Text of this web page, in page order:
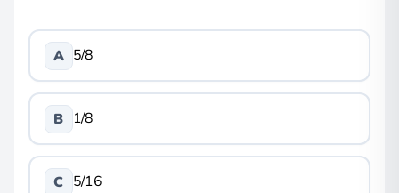
A 5/8
B 1/8
C 5/16